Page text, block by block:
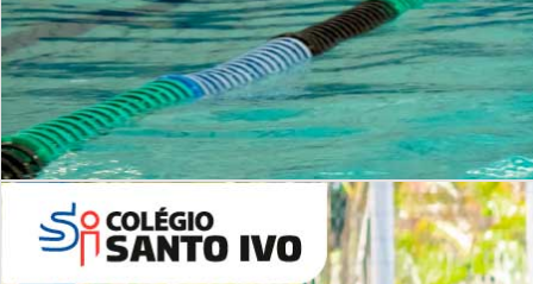
Período Integral | Saiba mais
INSTITUCIONAL